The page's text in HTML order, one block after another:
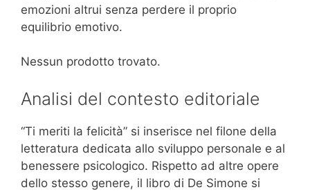
emozioni altrui senza perdere il proprio
equilibrio emotivo.
Nessun prodotto trovato.
Analisi del contesto editoriale
“Ti meriti la felicità” si inserisce nel filone della
letteratura dedicata allo sviluppo personale e al
benessere psicologico. Rispetto ad altre opere
dello stesso genere, il libro di De Simone si